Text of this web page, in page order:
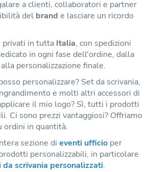
a clienti, collaboratori e partner
del brand e lasciare un ricordo
privati in tutta Italia, con spedizioni
in ogni fase dell'ordine, dalla
personalizzazione finale.
personalizzare? Set da scrivania,
e molti altri accessori di
il mio logo? Sì, tutti i prodotti
Ci sono prezzi vantaggiosi? Offriamo
ordini in quantità.
sezione di eventi ufficio per
personalizzabili, in particolare
scrivania personalizzati.